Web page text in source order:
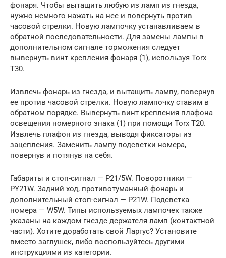
фонаря. Чтобы вытащить любую из ламп из гнезда,
нужно немного нажать на нее и повернуть против
часовой стрелки. Новую лампочку устанавливаем в
обратной последовательности. Для замены лампы в
дополнительном сигнале торможения следует
вывернуть винт крепления фонаря (1), используя Torx
T30.
Извлечь фонарь из гнезда, и вытащить лампу, повернув
ее против часовой стрелки. Новую лампочку ставим в
обратном порядке. Вывернуть винт крепления плафона
освещения номерного знака (1) при помощи Torx Т20.
Извлечь плафон из гнезда, выводя фиксаторы из
зацепления. Заменить лампу подсветки номера,
повернув и потянув на себя.
Габариты и стоп-сигнал — P21/5W. Поворотники —
PY21W. Задний ход, противотуманный фонарь и
дополнительный стоп-сигнал — P21W. Подсветка
номера — W5W. Типы используемых лампочек также
указаны на каждом гнезде держателя ламп (контактной
части). Хотите доработать свой Ларгус? Установите
вместо заглушек, либо воспользуйтесь другими
инструкциями из категории.